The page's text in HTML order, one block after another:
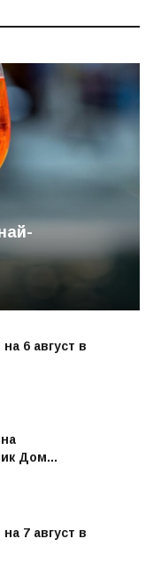
6 август в
Дом...
7 август в